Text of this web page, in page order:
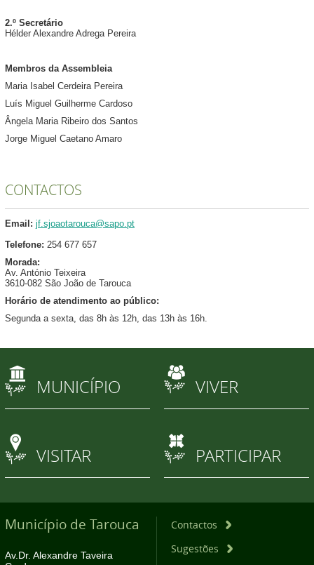
2.º Secretário
Hélder Alexandre Adrega Pereira
Membros da Assembleia
Maria Isabel Cerdeira Pereira
Luís Miguel Guilherme Cardoso
Ângela Maria Ribeiro dos Santos
Jorge Miguel Caetano Amaro
CONTACTOS
Email: jf.sjoaotarouca@sapo.pt
Telefone: 254 677 657
Morada:
Av. António Teixeira
3610-082 São João de Tarouca
Horário de atendimento ao público:
Segunda a sexta, das 8h às 12h, das 13h às 16h.
MUNICÍPIO VIVER
VISITAR PARTICIPAR
Município de Tarouca
Av.Dr. Alexandre Taveira
Contactos
Sugestões